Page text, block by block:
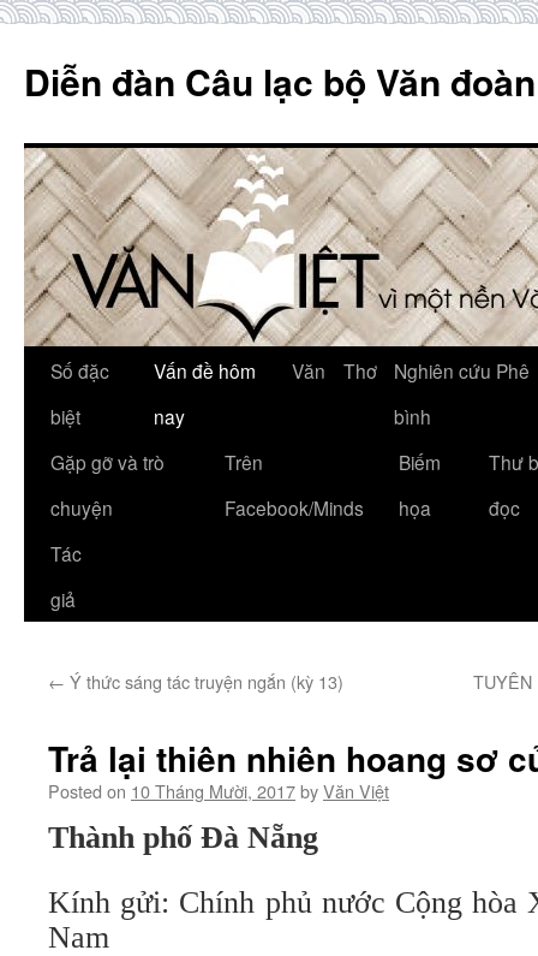
content
Diễn đàn Câu lạc bộ Văn
Số đặc
biệt
Vấn đề hôm
nay
Văn Thơ
Nghiên cứu Phê
bình
Gặp gỡ và trò
chuyện
Trên
Facebook/Minds
Biếm
họa
Thư
đọc
Tác
giả
← Ý thức sáng tác truyện ngắn (kỳ 13) TUYÊN
Trả lại thiên nhiên hoang sơ
Posted on 10 Tháng Mười, 2017byVăn Việt
Thành phố Đà Nẵng
Kính gửi: Chính phủ nước Cộng hòa
Nam